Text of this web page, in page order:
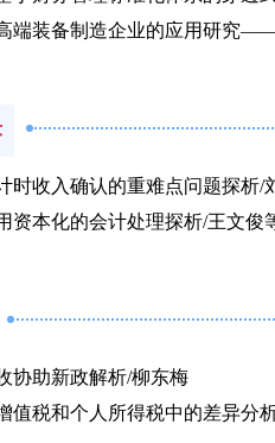
端装备制造企业的应用研究
时收入确认的重难点问题探析/
资本化的会计处理探析/王文俊
协助新政解析/柳东梅
值税和个人所得税中的差异分